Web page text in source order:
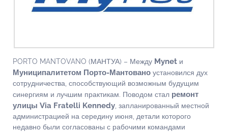
PORTO MANTOVANO (МАНТУА) – Между Mynet и
Муниципалитетом Порто-Мантовано установился дух
сотрудничества, способствующий возможным будущим
синергиям и лучшим практикам. Поводом стал ремонт
улицы Via Fratelli Kennedy, запланированный местной
администрацией на середину июня, детали которого
недавно были согласованы с рабочими командами